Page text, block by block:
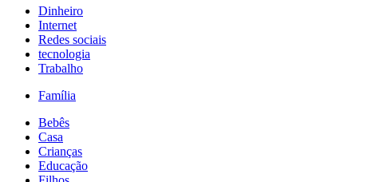
Dinheiro
Internet
Redes sociais
tecnologia
Trabalho
Família
Bebês
Casa
Crianças
Educação